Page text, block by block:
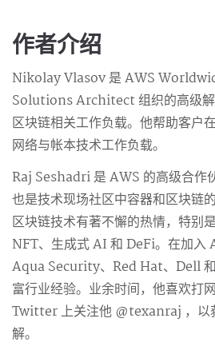
作者介绍
Nikolay Vlasov 是 AWS
Solutions Architect 组织的高级解
区块链相关工作负载。他帮助客户
网络与帐本技术工作负载。
Raj Seshadri 是 AWS 的高级合作
也是技术现场社区中容器和区块链
区块链技术有著不懈的热情，特别
NFT、生成式 AI 和 DeFi。在加入
Aqua Security、Red Hat、Dell
富行业经验。业余时间，他喜欢打
Twitter 上关注他 @texanraj ，以
解。